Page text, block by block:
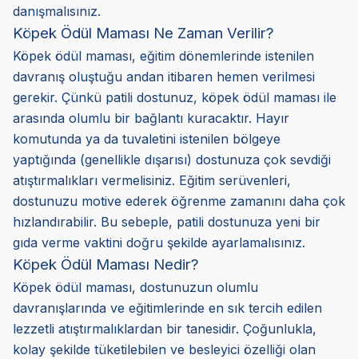
danışmalısınız.
Köpek Ödül Maması Ne Zaman Verilir?
Köpek ödül maması, eğitim dönemlerinde istenilen
davranış oluştuğu andan itibaren hemen verilmesi
gerekir. Çünkü patili dostunuz, köpek ödül maması ile
arasında olumlu bir bağlantı kuracaktır. Hayır
komutunda ya da tuvaletini istenilen bölgeye
yaptığında (genellikle dışarısı) dostunuza çok sevdiği
atıştırmalıkları vermelisiniz. Eğitim serüvenleri,
dostunuzu motive ederek öğrenme zamanını daha çok
hızlandırabilir. Bu sebeple, patili dostunuza yeni bir
gıda verme vaktini doğru şekilde ayarlamalısınız.
Köpek Ödül Maması Nedir?
Köpek ödül maması, dostunuzun olumlu
davranışlarında ve eğitimlerinde en sık tercih edilen
lezzetli atıştırmalıklardan bir tanesidir. Çoğunlukla,
kolay şekilde tüketilebilen ve besleyici özelliği olan